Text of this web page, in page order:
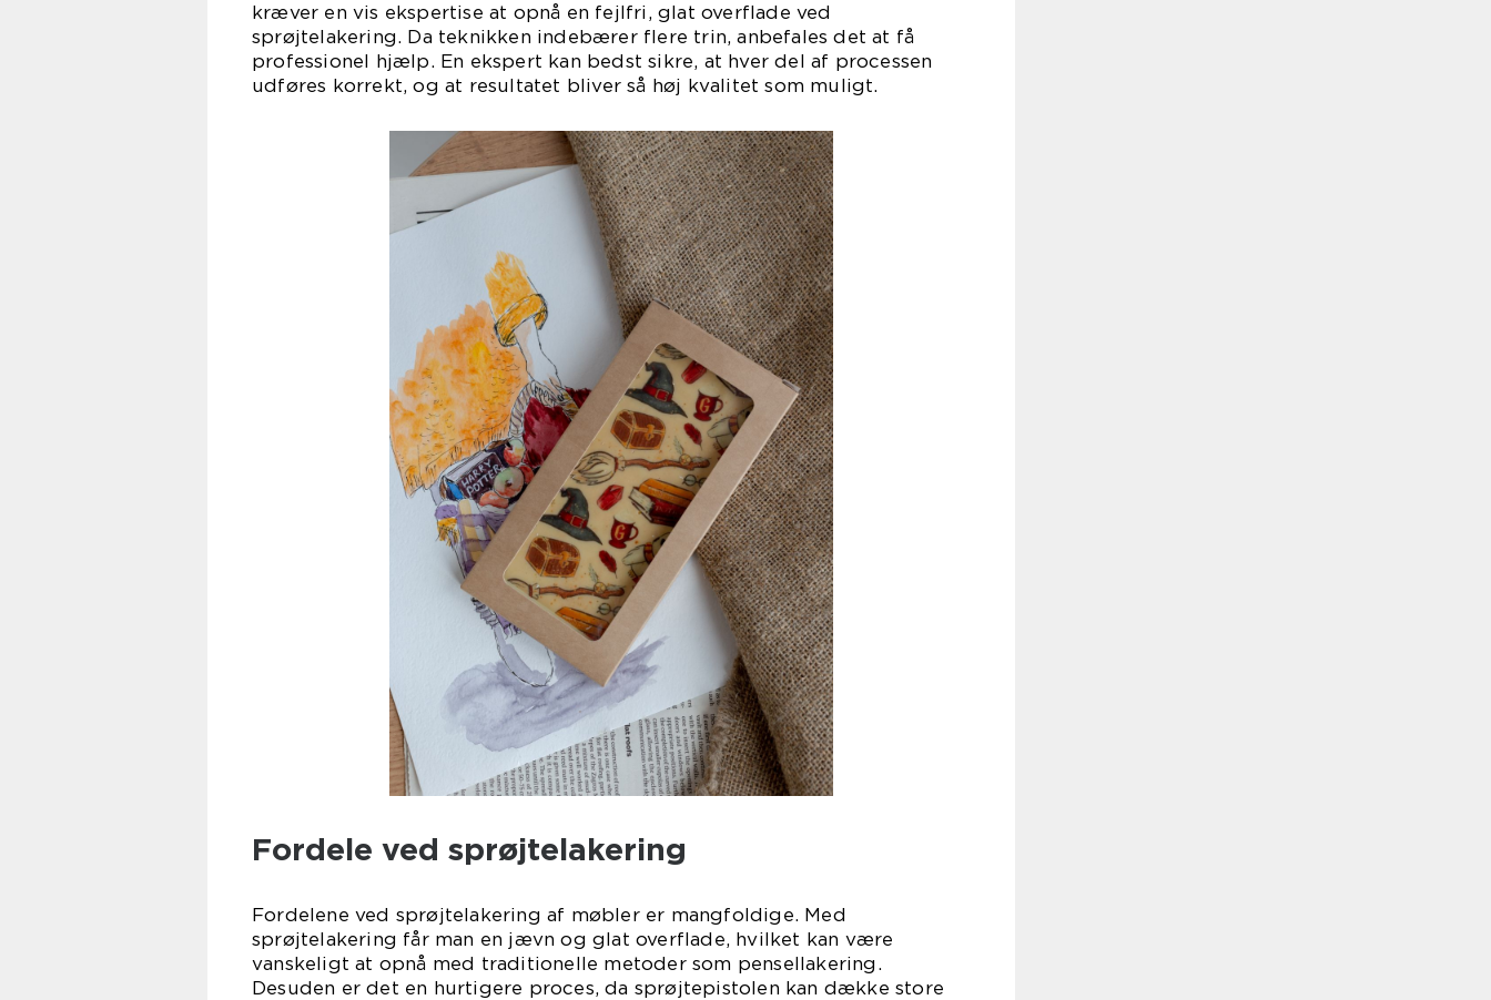
kræver en vis ekspertise at opnå en fejlfri, glat overflade ved
sprøjtelakering. Da teknikken indebærer flere trin, anbefales det at få
professionel hjælp. En ekspert kan bedst sikre, at hver del af processen
udføres korrekt, og at resultatet bliver så høj kvalitet som muligt.
Fordele ved sprøjtelakering
Fordelene ved sprøjtelakering af møbler er mangfoldige. Med
sprøjtelakering får man en jævn og glat overflade, hvilket kan være
vanskeligt at opnå med traditionelle metoder som pensellakering.
Desuden er det en hurtigere proces, da sprøjtepistolen kan dække store